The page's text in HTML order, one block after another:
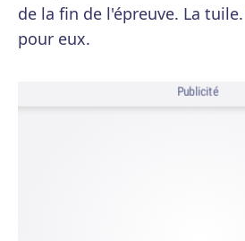
de la fin de l'épreuve. La
pour eux.
Publicité